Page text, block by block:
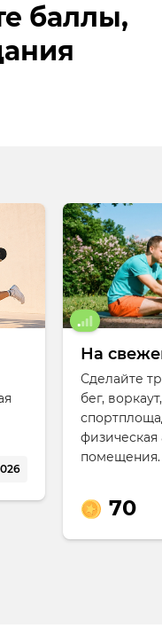
баллы,
На
Сделайте
бег,
физическая
помещения.
70